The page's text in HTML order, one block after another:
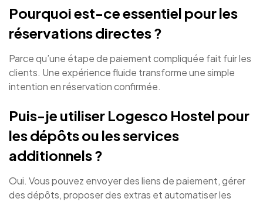
Pourquoi est-ce essentiel pour les
réservations directes ?
Parce qu’une étape de paiement compliquée fait fuir les
clients. Une expérience fluide transforme une simple
intention en réservation confirmée.
Puis-je utiliser Logesco Hostel pour
les dépôts ou les services
additionnels ?
Oui. Vous pouvez envoyer des liens de paiement, gérer
des dépôts, proposer des extras et automatiser les